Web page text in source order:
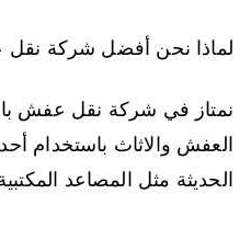
لماذا نحن أفضل شركة نقل
نمتاز في شركة نقل عفش
العفش والاثاث باستخدام
الحديثة مثل المصاعد